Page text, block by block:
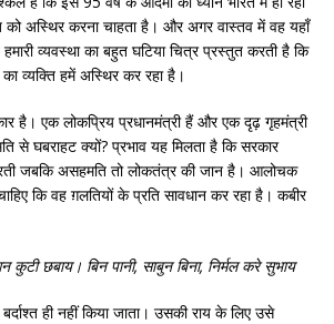
अस्थिर करना चाहता है। और अगर वास्तव में वह यहाँ
व्यवस्था का बहुत घटिया चित्र प्रस्तुत करती है कि
व्यक्ति हमें अस्थिर कर रहा है।
है। एक लोकप्रिय प्रधानमंत्री हैं और एक दृढ़ गृहमंत्री
से घबराहट क्यों? प्रभाव यह मिलता है कि सरकार
जबकि असहमति तो लोकतंत्र की जान है। आलोचक
कि वह ग़लतियों के प्रति सावधान कर रहा है। कबीर
कुटी छबाय। बिन पानी, साबुन बिना, निर्मल करे सुभाय
ही नहीं किया जाता। उसकी राय के लिए उसे